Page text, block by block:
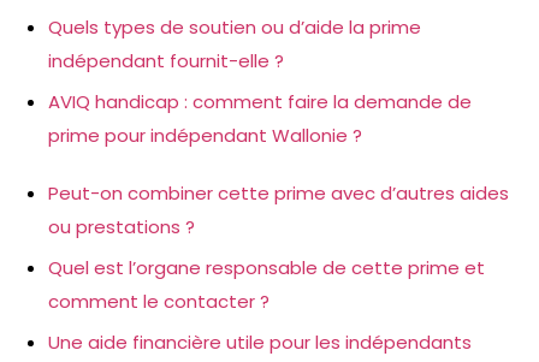
Quels types de soutien ou d’aide la prime
indépendant fournit-elle ?
AVIQ handicap : comment faire la demande de
prime pour indépendant Wallonie ?
Peut-on combiner cette prime avec d’autres aides
ou prestations ?
Quel est l’organe responsable de cette prime et
comment le contacter ?
Une aide financière utile pour les indépendants